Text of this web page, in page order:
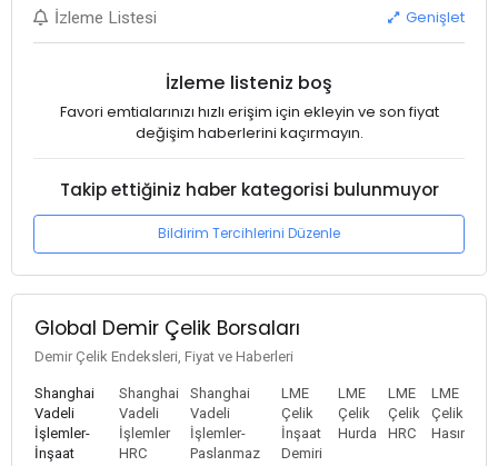
İzleme Listesi Genişlet
İzleme listeniz boş
Favori emtialarınızı hızlı erişim için ekleyin ve son fiyat
değişim haberlerini kaçırmayın.
Takip ettiğiniz haber kategorisi bulunmuyor
Bildirim Tercihlerini Düzenle
Global Demir Çelik Borsaları
Demir Çelik Endeksleri, Fiyat ve Haberleri
Shanghai
Vadeli
İşlemler-
İnşaat
Shanghai
Vadeli
İşlemler
HRC
Shanghai
Vadeli
İşlemler-
Paslanmaz
LME
Çelik
İnşaat
Demiri
LME
Çelik
Hurda
LME
Çelik
HRC
LME
Çelik
Hasır